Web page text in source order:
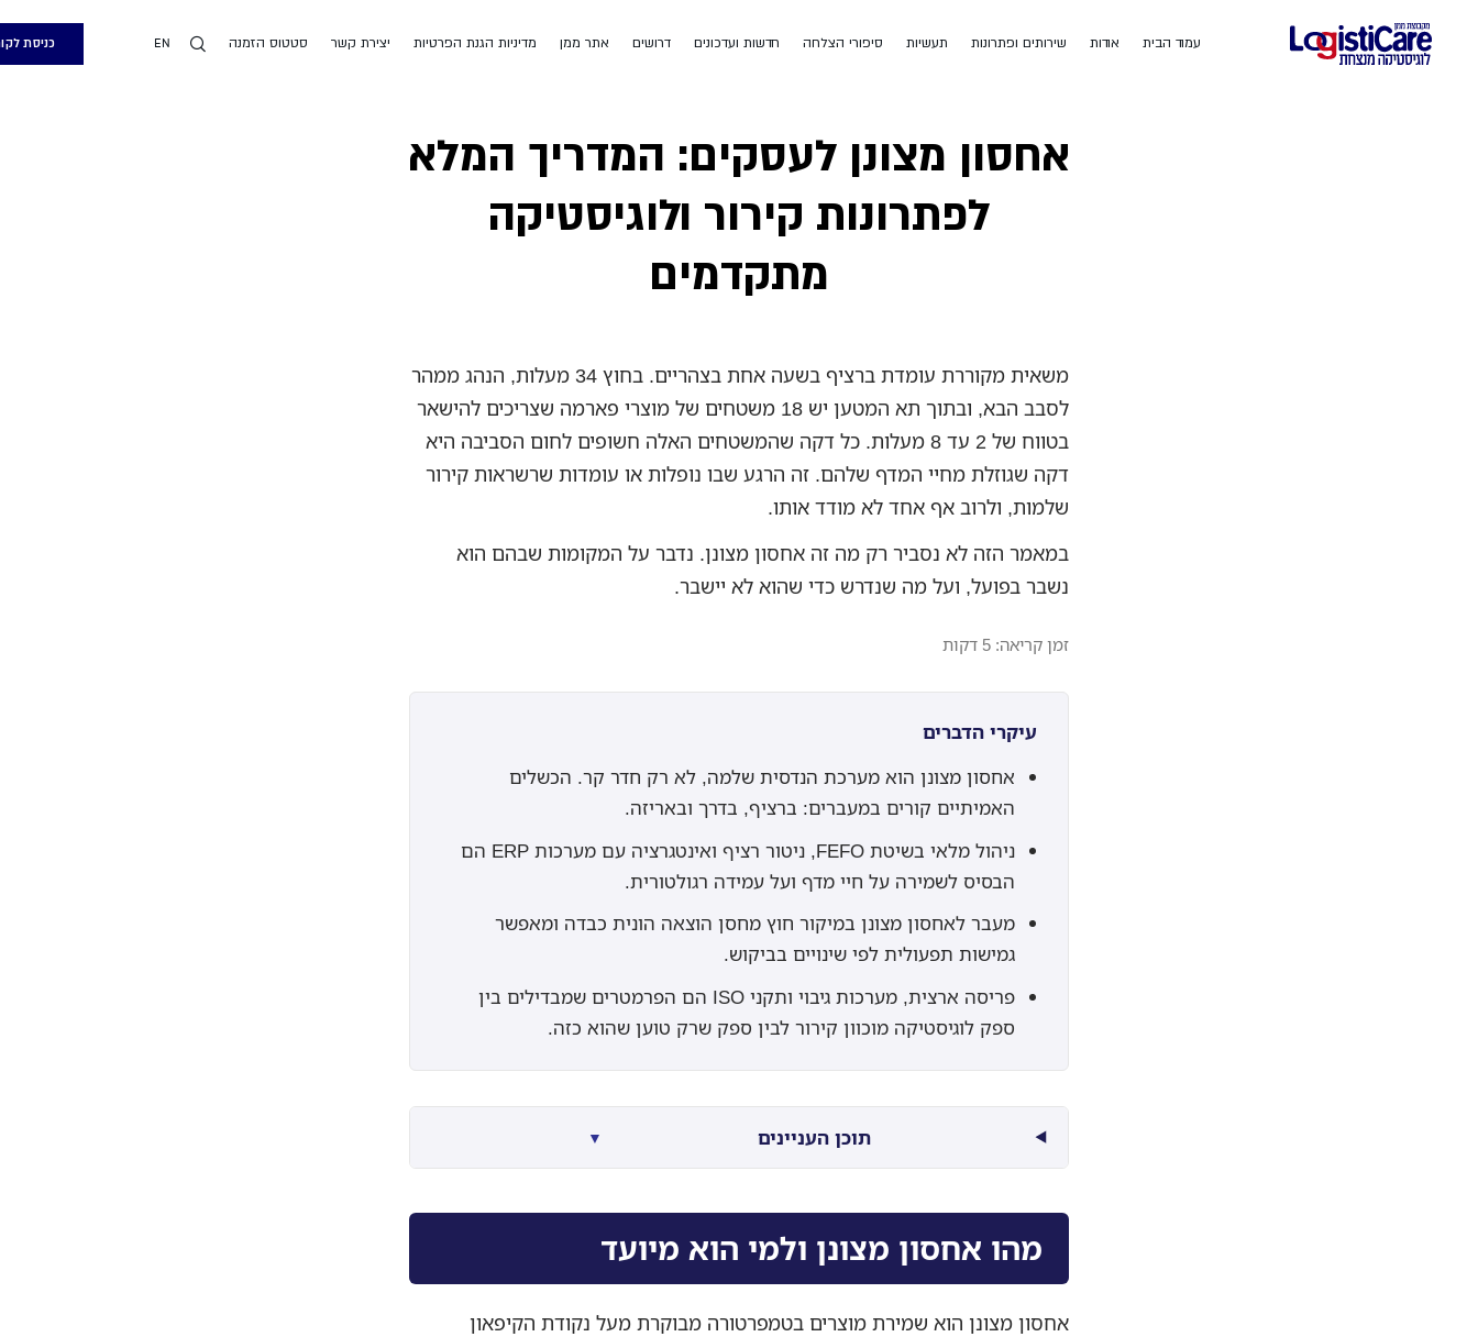
עמוד הבית אודות שירותים ופתרונות תעשיות סיפורי הצלחה חדשות ועדכונים דרושים אתר ממן מדיניות הגנת הפרטיות יצירת קשר סטטוס הזמנה EN כניסת
אחסון מצונן לעסקים: המדריך המלא
לפתרונות קירור ולוגיסטיקה
מתקדמים
משאית מקוררת עומדת ברציף בשעה אחת בצהריים. בחוץ 34 מעלות, הנהג ממהר
לסבב הבא, ובתוך תא המטען יש 18 משטחים של מוצרי פארמה שצריכים להישאר
בטווח של 2 עד 8 מעלות. כל דקה שהמשטחים האלה חשופים לחום הסביבה היא
דקה שגוזלת מחיי המדף שלהם. זה הרגע שבו נופלות או עומדות שרשראות קירור
שלמות, ולרוב אף אחד לא מודד אותו.
במאמר הזה לא נסביר רק מה זה אחסון מצונן. נדבר על המקומות שבהם הוא
נשבר בפועל, ועל מה שנדרש כדי שהוא לא יישבר.
זמן קריאה: 5 דקות
עיקרי הדברים
אחסון מצונן הוא מערכת הנדסית שלמה, לא רק חדר קר. הכשלים
האמיתיים קורים במעברים: ברציף, בדרך ובאריזה.
ניהול מלאי בשיטת FEFO, ניטור רציף ואינטגרציה עם מערכות ERP הם
הבסיס לשמירה על חיי מדף ועל עמידה רגולטורית.
מעבר לאחסון מצונן במיקור חוץ מחסן הוצאה הונית כבדה ומאפשר
גמישות תפעולית לפי שינויים בביקוש.
פריסה ארצית, מערכות גיבוי ותקני ISO הם הפרמטרים שמבדילים בין
ספק לוגיסטיקה מוכוון קירור לבין ספק שרק טוען שהוא כזה.
תוכן העניינים ▼
מהו אחסון מצונן ולמי הוא מיועד
אחסון מצונן הוא שמירת מוצרים בטמפרטורה מבוקרת מעל נקודת הקיפאון